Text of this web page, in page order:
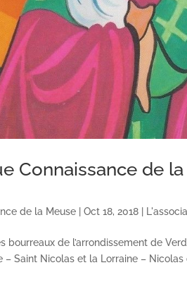
Connaissance de
de la Meuse |Oct 18, 2018
bourreaux de l’arrondissement de
– Saint Nicolas et la Lorraine –